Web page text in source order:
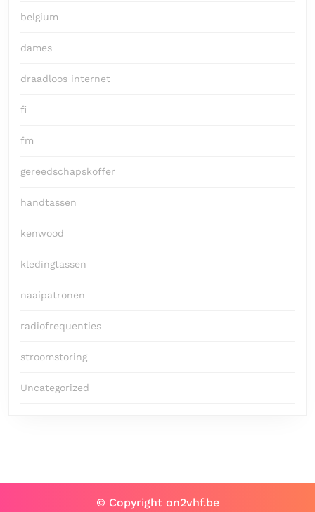
belgium
dames
draadloos internet
fi
fm
gereedschapskoffer
handtassen
kenwood
kledingtassen
naaipatronen
radiofrequenties
stroomstoring
Uncategorized
© Copyright on2vhf.be